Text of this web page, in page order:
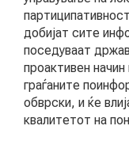
ПОДНЕСИ
ПОДДРЖИ
МУЛТИМЕДИЈА
добијат сите
поседуваат
проактивен
граѓаните
обврски, и ќе
квалитетот на